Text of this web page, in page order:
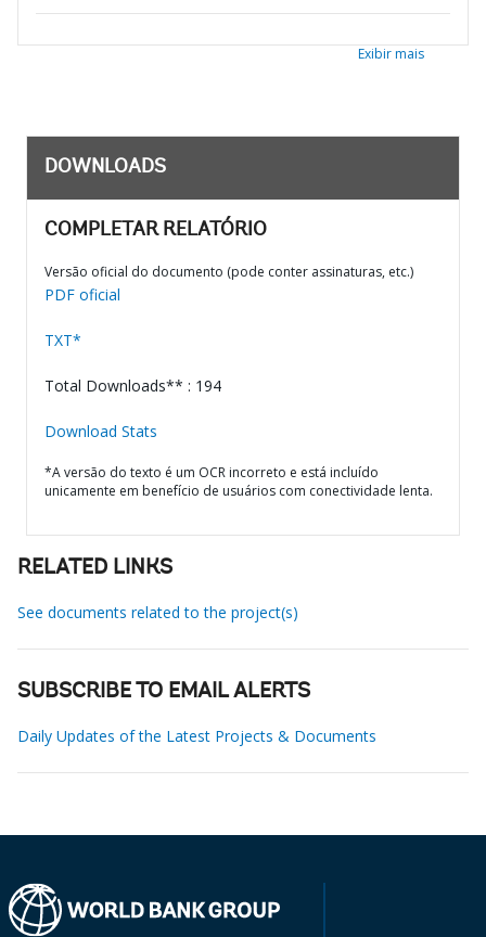
Exibir mais
DOWNLOADS
COMPLETAR RELATÓRIO
Versão oficial do documento (pode conter assinaturas, etc.)
PDF oficial
TXT*
Total Downloads** : 194
Download Stats
*A versão do texto é um OCR incorreto e está incluído
unicamente em benefício de usuários com conectividade lenta.
RELATED LINKS
See documents related to the project(s)
SUBSCRIBE TO EMAIL ALERTS
Daily Updates of the Latest Projects & Documents